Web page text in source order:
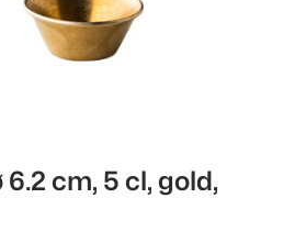
cm, 5 cl, gold,